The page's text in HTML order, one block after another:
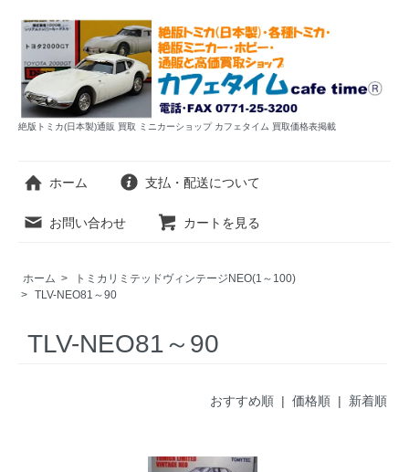
絶版トミカ(日本製)通販 買取 ミニカーショップ カフェタイム 買取価格表掲載
ホーム 支払・配送について
お問い合わせ カートを見る
ホーム >
トミカリミテッドヴィンテージNEO(1～100)
> TLV-NEO81～90
TLV-NEO81～90
おすすめ順 | 価格順| 新着順